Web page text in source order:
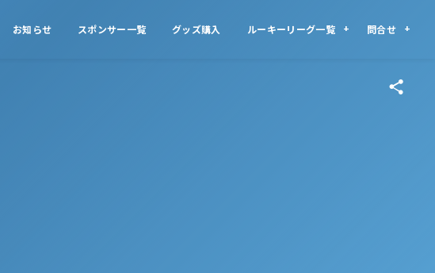
お知らせ スポンサー一覧 グッズ購入 ルーキーリーグ一覧 問合せ